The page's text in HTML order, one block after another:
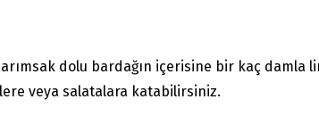
dolu bardağın içerisine bir kaç damla
veya salatalara katabilirsiniz.